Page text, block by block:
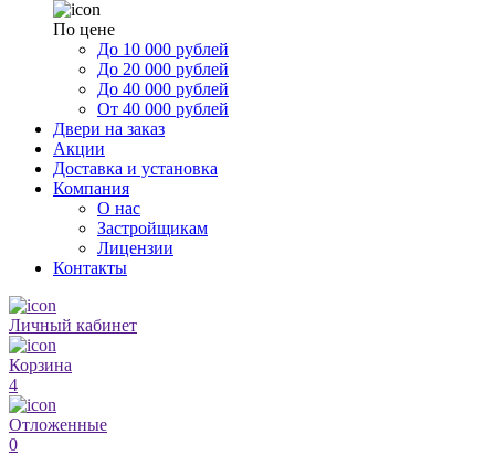
По цене
До 10 000 рублей
До 20 000 рублей
До 40 000 рублей
От 40 000 рублей
Двери на заказ
Акции
Доставка и установка
Компания
О нас
Застройщикам
Лицензии
Контакты
Личный кабинет
Корзина
4
Отложенные
0